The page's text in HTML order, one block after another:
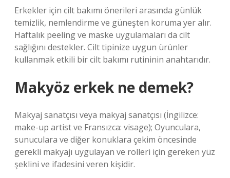
Erkekler için cilt bakımı önerileri arasında günlük
temizlik, nemlendirme ve güneşten koruma yer alır.
Haftalık peeling ve maske uygulamaları da cilt
sağlığını destekler. Cilt tipinize uygun ürünler
kullanmak etkili bir cilt bakımı rutininin anahtarıdır.
Makyöz erkek ne demek?
Makyaj sanatçısı veya makyaj sanatçısı (İngilizce:
make-up artist ve Fransızca: visage); Oyunculara,
sunuculara ve diğer konuklara çekim öncesinde
gerekli makyajı uygulayan ve rolleri için gereken yüz
şeklini ve ifadesini veren kişidir.